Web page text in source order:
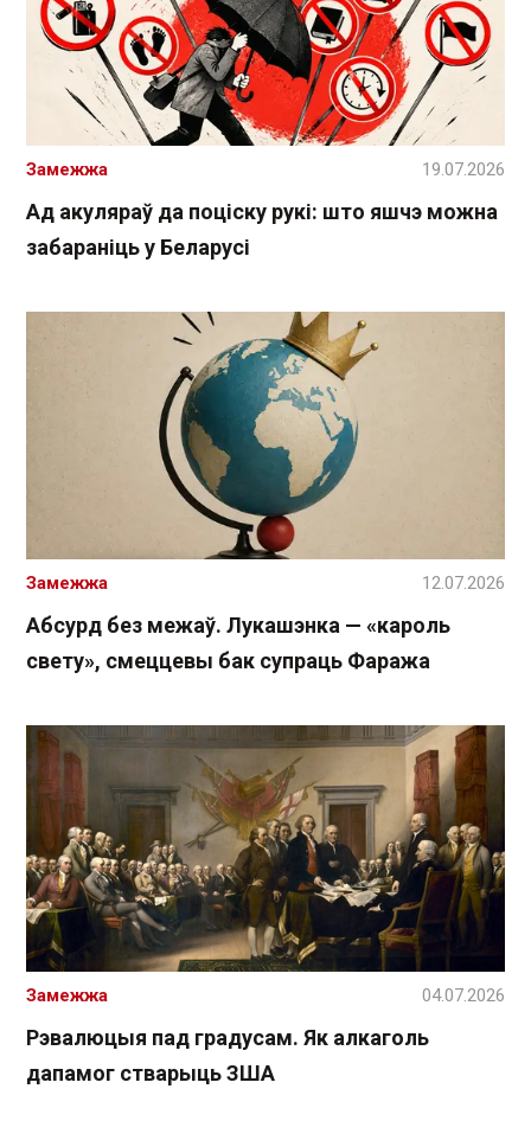
Ад акуляраў да поціску рукі: што яшчэ можна
забараніць у Беларусі
Замежжа 19.07.2026
Абсурд без межаў. Лукашэнка — «кароль
свету», смеццевы бак супраць Фаража
Замежжа 12.07.2026
Рэвалюцыя пад градусам. Як алкаголь
дапамог стварыць ЗША
Замежжа 04.07.2026